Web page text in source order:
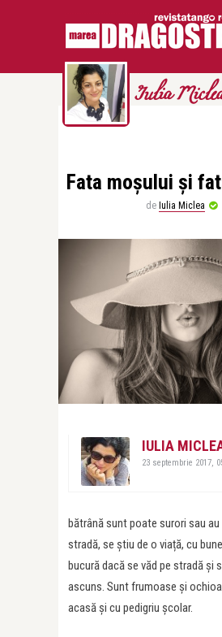
Iulia
Fata moșului și
de Iulia Miclea
IULIA
23 septembrie 2017,
bătrână sunt poate surori sau
stradă, se știu de o viață, cu
bucură dacă se văd pe stradă și
ascuns. Sunt frumoase și
acasă și cu pedigriu școlar.